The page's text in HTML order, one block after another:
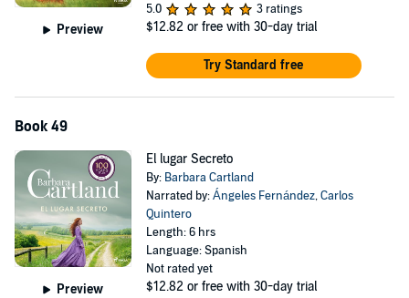
Preview
5.0
3 ratings
$12.82 or free with 30-day trial
Try Standard free
Book 49
Preview
El lugar Secreto
By: Barbara Cartland
Narrated by:Ángeles Fernández,Carlos
Quintero
Length: 6 hrs
Language: Spanish
Not rated yet
$12.82 or free with 30-day trial